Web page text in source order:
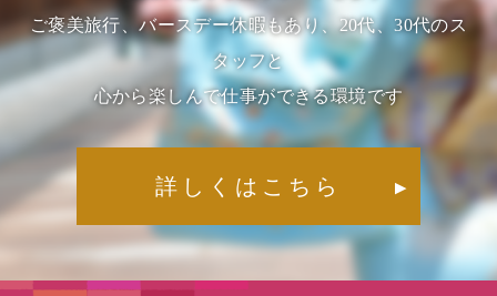
ご褒美旅行、バースデー休暇もあり、20代、30代のス
タッフと
心から楽しんで仕事ができる環境です
詳しくはこちら ▶︎